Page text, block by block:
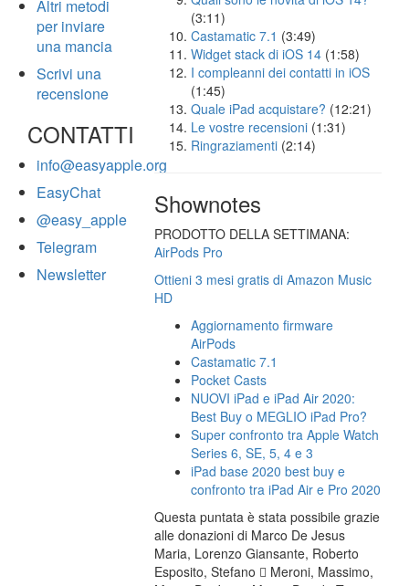
Altri metodi
per inviare
una mancia
Scrivi una
recensione
CONTATTI
info@easyapple.org
EasyChat
@easy_apple
Telegram
Newsletter
(3:11)
Castamatic 7.1 (3:49)
Widget stack di iOS 14 (1:58)
I compleanni dei contatti in iOS
(1:45)
Quale iPad acquistare? (12:21)
Le vostre recensioni (1:31)
Ringraziamenti (2:14)
Shownotes
PRODOTTO DELLA SETTIMANA:
AirPods Pro
Ottieni 3 mesi gratis di Amazon Music
HD
Aggiornamento firmware
AirPods
Castamatic 7.1
Pocket Casts
NUOVI iPad e iPad Air 2020:
Best Buy o MEGLIO iPad Pro?
Super confronto tra Apple Watch
Series 6, SE, 5, 4 e 3
iPad base 2020 best buy e
confronto tra iPad Air e Pro 2020
Questa puntata è stata possibile grazie
alle donazioni di Marco De Jesus
Maria, Lorenzo Giansante, Roberto
Esposito, Stefano  Meroni, Massimo,